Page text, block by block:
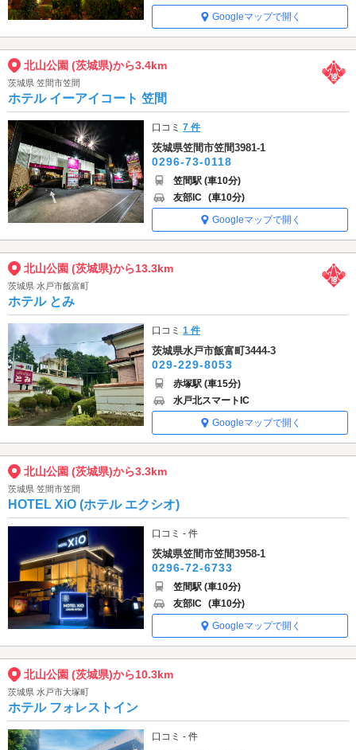
Googleマップで開く
北山公園 (茨城県)から3.4km
茨城県 笠間市笠間
ホテル イーアイコート 笠間
口コミ7 件
茨城県笠間市笠間3981-1
0296-73-0118
笠間駅 (車10分)
友部IC (車10分)
Googleマップで開く
北山公園 (茨城県)から13.3km
茨城県 水戸市飯富町
ホテル とみ
口コミ1 件
茨城県水戸市飯富町3444-3
029-229-8053
赤塚駅 (車15分)
水戸北スマートIC
Googleマップで開く
北山公園 (茨城県)から3.3km
茨城県 笠間市笠間
HOTEL XiO (ホテル エクシオ)
口コミ - 件
茨城県笠間市笠間3958-1
0296-72-6733
笠間駅 (車10分)
友部IC (車10分)
Googleマップで開く
北山公園 (茨城県)から10.3km
茨城県 水戸市大塚町
ホテル フォレストイン
口コミ - 件